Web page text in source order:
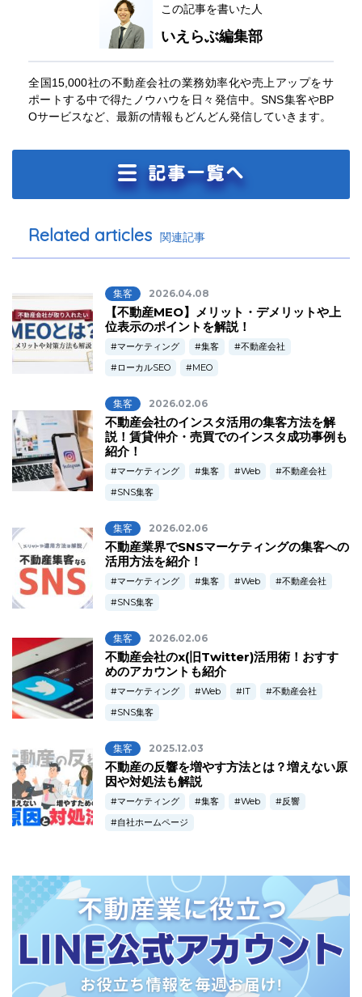
この記事を書いた人
いえらぶ編集部
全国15,000社の不動産会社の業務効率化や売上アップをサ
ポートする中で得たノウハウを日々発信中。SNS集客やBP
Oサービスなど、最新の情報もどんどん発信していきます。
Related articles 関連記事
集客 2026.04.08
【不動産MEO】メリット・デメリットや上
位表示のポイントを解説！
マーケティング 集客
不動産会社
ローカルSEO
MEO
集客 2026.02.06
不動産会社のインスタ活用の集客方法を解
説！賃貸仲介・売買でのインスタ成功事例も
紹介！
マーケティング 集客 Web
不動産会社
SNS集客
集客 2026.02.06
不動産業界でSNSマーケティングの集客への
活用方法を紹介！
マーケティング 集客 Web
不動産会社
SNS集客
集客 2026.02.06
不動産会社のx(旧Twitter)活用術！おすす
めのアカウントも紹介
マーケティング Web IT
不動産会社
SNS集客
集客 2025.12.03
不動産の反響を増やす方法とは？増えない原
因や対処法も解説
マーケティング 集客 Web
反響
自社ホームページ